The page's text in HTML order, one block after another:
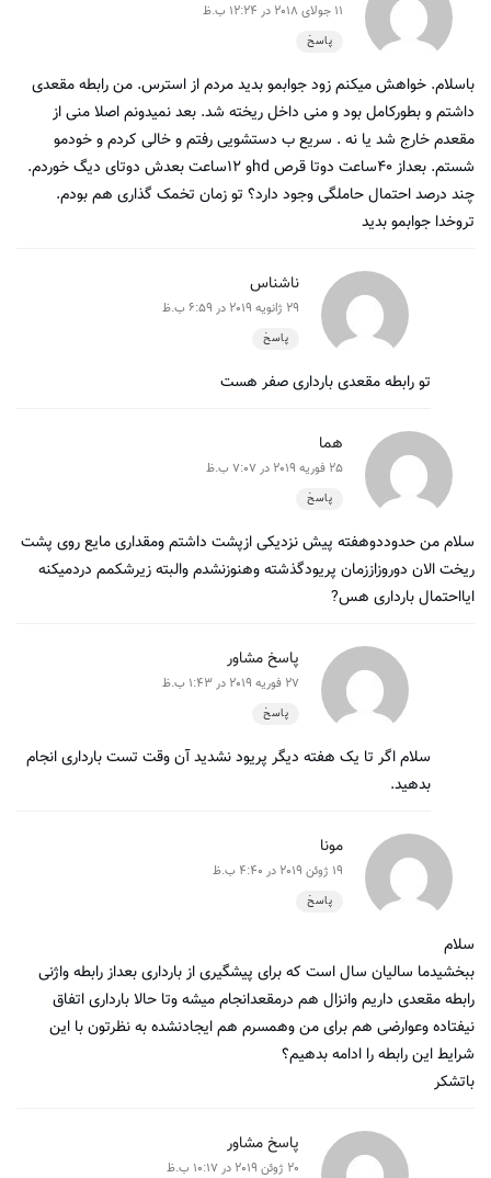
11 جولای 2018 در 12:24 ب.ظ
پاسخ
باسلام. خواهش میکنم زود جوابمو بدید مردم از استرس. من رابطه مقعدی
داشتم و بطورکامل بود و منی داخل ریخته شد. بعد نمیدونم اصلا منی از
مقعدم خارج شد یا نه . سریع ب دستشویی رفتم و خالی کردم و خودمو
شستم. بعداز ۴۰ساعت دوتا قرص hdو ۱۲ساعت بعدش دوتای دیگ خوردم.
چند درصد احتمال حاملگی وجود دارد؟ تو زمان تخمک گذاری هم بودم.
تروخدا جوابمو بدید
ناشناس
29 ژانویه 2019 در 6:59 ب.ظ
پاسخ
تو رابطه مقعدی بارداری صفر هست
هما
25 فوریه 2019 در 7:07 ب.ظ
پاسخ
سلام من حدوددوهفته پیش نزدیکی ازپشت داشتم ومقداری مایع روی پشت
ریخت الان دوروزاززمان پریودگذشته وهنوزنشدم والبته زیرشکمم دردمیکنه
ایااحتمال بارداری هس?
پاسخ مشاور
27 فوریه 2019 در 1:43 ب.ظ
پاسخ
سلام اگر تا یک هفته دیگر پریود نشدید آن وقت تست بارداری انجام
بدهید.
مونا
19 ژوئن 2019 در 4:40 ب.ظ
پاسخ
سلام
ببخشیدما سالیان سال است که برای پیشگیری از بارداری بعداز رابطه واژنی
رابطه مقعدی داریم وانزال هم درمقعدانجام میشه وتا حالا بارداری اتفاق
نیفتاده وعوارضی هم برای من وهمسرم هم ایجادنشده به نظرتون با این
شرایط این رابطه را ادامه بدهیم؟
باتشکر
پاسخ مشاور
20 ژوئن 2019 در 10:17 ب.ظ